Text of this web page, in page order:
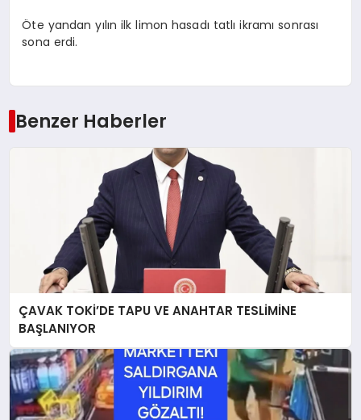
Öte yandan yılın ilk limon hasadı tatlı ikramı sonrası
sona erdi.
Benzer Haberler
ÇAVAK TOKİ’DE TAPU VE ANAHTAR TESLİMİNE
BAŞLANIYOR